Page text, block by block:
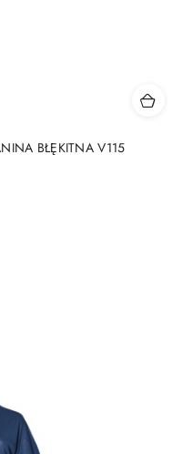
BŁĘKITNA V115